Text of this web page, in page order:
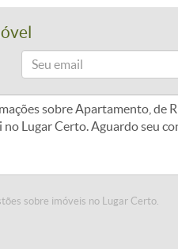
sobre imóveis no Lugar Certo.